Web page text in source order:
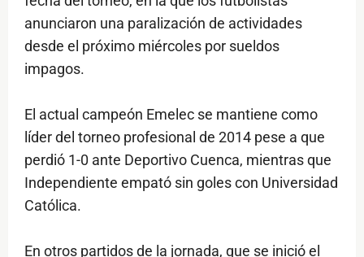
anunciaron una paralización de actividades
desde el próximo miércoles por sueldos
impagos.
El actual campeón Emelec se mantiene como
líder del torneo profesional de 2014 pese a que
perdió 1-0 ante Deportivo Cuenca, mientras que
Independiente empató sin goles con Universidad
Católica.
En otros partidos de la jornada, que se inició el